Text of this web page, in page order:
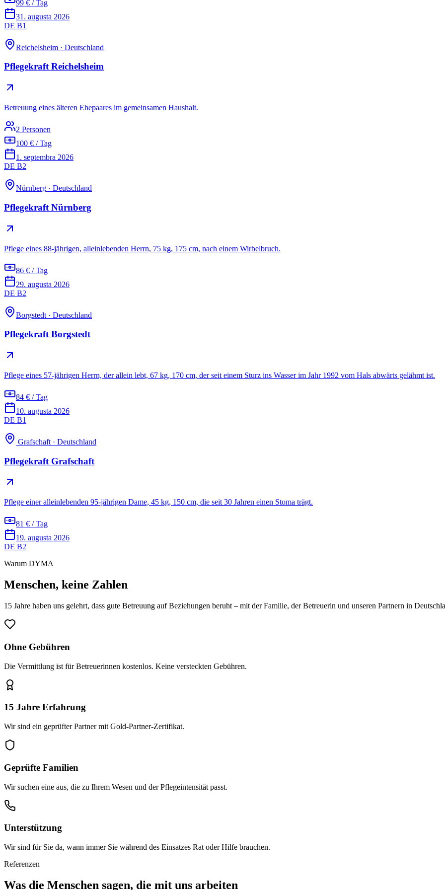
99 € / Tag
31. augusta 2026
DE B1
Reichelsheim · Deutschland
Pflegekraft Reichelsheim
Betreuung eines älteren Ehepaares im gemeinsamen Haushalt.
2 Personen
100 € / Tag
1. septembra 2026
DE B2
Nürnberg · Deutschland
Pflegekraft Nürnberg
Pflege eines 88-jährigen, alleinlebenden Herrn, 75 kg, 175 cm, nach einem Wirbelbruch.
86 € / Tag
29. augusta 2026
DE B2
Borgstedt · Deutschland
Pflegekraft Borgstedt
Pflege eines 57-jährigen Herrn, der allein lebt, 67 kg, 170 cm, der seit einem Sturz ins Wasser im Jahr 1992 vom Hals abwärts gelähmt ist.
84 € / Tag
10. augusta 2026
DE B1
Grafschaft · Deutschland
Pflegekraft Grafschaft
Pflege einer alleinlebenden 95-jährigen Dame, 45 kg, 150 cm, die seit 30 Jahren einen Stoma trägt.
81 € / Tag
19. augusta 2026
DE B2
Warum DYMA
Menschen, keine Zahlen
15 Jahre haben uns gelehrt, dass gute Betreuung auf Beziehungen beruht – mit der Familie, der Betreuerin und unseren Partnern in
Ohne Gebühren
Die Vermittlung ist für Betreuerinnen kostenlos. Keine versteckten Gebühren.
15 Jahre Erfahrung
Wir sind ein geprüfter Partner mit Gold-Partner-Zertifikat.
Geprüfte Familien
Wir suchen eine aus, die zu Ihrem Wesen und der Pflegeintensität passt.
Unterstützung
Wir sind für Sie da, wann immer Sie während des Einsatzes Rat oder Hilfe brauchen.
Referenzen
Was die Menschen sagen, die mit uns arbeiten